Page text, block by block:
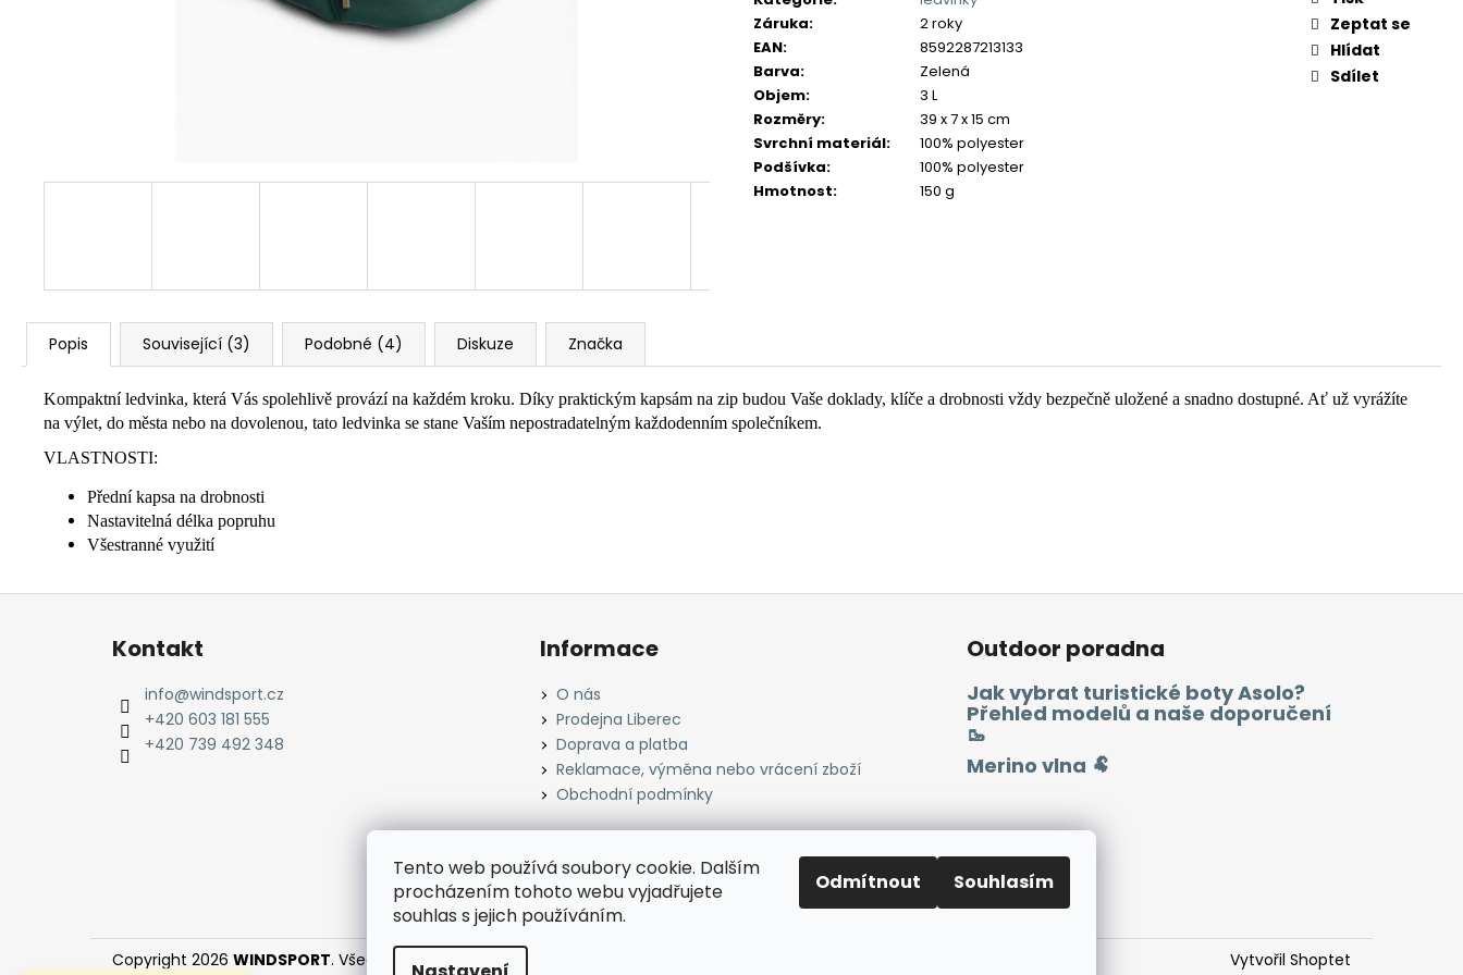
Tento web používá soubory cookie. Dalším
procházením tohoto webu vyjadřujete
souhlas s jejich používáním.
Odmítnout Souhlasím
Záruka:
2 roky
EAN:
8592287213133
Barva:
Zelená
Objem:
3 L
Rozměry:
39 x 7 x 15 cm
Svrchní materiál:
100% polyester
Podšívka:
100% polyester
Hmotnost: 150 g
Zeptat se
Hlídat
Sdílet
Popis Související (3) Podobné (4) Diskuze Značka
Kompaktní ledvinka, která Vás spolehlivě provází na každém kroku. Díky praktickým kapsám na zip budou Vaše doklady, klíče a drobnosti vždy bezpečně uložené a snadno dostupné. Ať už vyrážíte
na výlet, do města nebo na dovolenou, tato ledvinka se stane Vaším nepostradatelným každodenním společníkem.
VLASTNOSTI:
Přední kapsa na drobnosti
Nastavitelná délka popruhu
Všestranné využití
Z
Kontakt
info@windsport.cz
+420 603 181 555
+420 739 492 348
Informace
O nás
Prodejna Liberec
Doprava a platba
Reklamace, výměna nebo vrácení zboží
Obchodní podmínky
Outdoor poradna
Jak vybrat turistické boty Asolo?
Přehled modelů a naše doporučení
🥾
Merino vlna 🐏
Instagram Facebook Heureka.cz Zboží.cz
Vytvořil Shoptet
Copyright 2026 WINDSPORT. Všechna práva vyhrazena.